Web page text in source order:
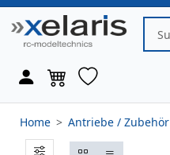
Home Antriebe / Zubehör